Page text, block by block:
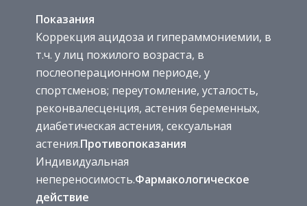
Показания
Коррекция ацидоза и гипераммониемии, в
т.ч. у лиц пожилого возраста, в
послеоперационном периоде, у
спортсменов; переутомление, усталость,
реконвалесценция, астения беременных,
диабетическая астения, сексуальная
астения.Противопоказания
Индивидуальная
непереносимость.Фармакологическое
действие